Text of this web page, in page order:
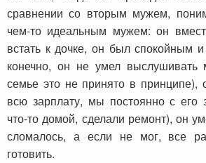
сравнении со вторым мужем,
чем-то идеальным мужем: он
встать к дочке, он был спокойным
конечно, он не умел
семье это не принято в принципе),
всю зарплату, мы постоянно с его
что-то домой, сделали ремонт), он
сломалось, а если не мог, все
готовить.